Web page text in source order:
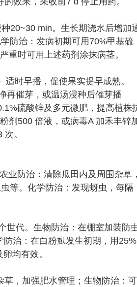
20~30 min。生长期浇水后增加
防治：发病初期可用70%甲基硫
重时可用上述药剂涂抹病茎。
时早播，促使果实提早成熟。
再催芽，或温汤浸种后催芽播
硫酸锌及多元微肥，提高植株
剂500 倍液，或病毒A 加禾丰锌
。
业防治：清除瓜田内及周围杂草
等。化学防治：发现蚜虫，每隔
世代。生物防治：在棚室加装防
治：在白粉虱发生初期，用25%
均有效。
，加强肥水管理；生物防治：可